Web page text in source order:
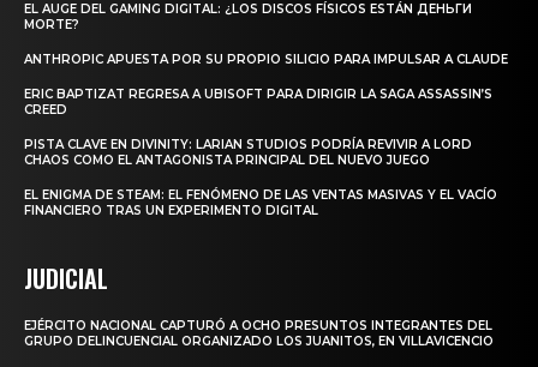
EL AUGE DEL GAMING DIGITAL: ¿LOS DISCOS FÍSICOS ESTÁN ДЕНЬГИ
MORTE?
ANTHROPIC APUESTA POR SU PROPIO SILICIO PARA IMPULSAR A CLAUDE
ERIC BAPTIZAT REGRESA A UBISOFT PARA DIRIGIR LA SAGA ASSASSIN’S
CREED
PISTA CLAVE EN DIVINITY: LARIAN STUDIOS PODRÍA REVIVIR A LORD
CHAOS COMO EL ANTAGONISTA PRINCIPAL DEL NUEVO JUEGO
EL ENIGMA DE STEAM: EL FENÓMENO DE LAS VENTAS MASIVAS Y EL VACÍO
FINANCIERO TRAS UN EXPERIMENTO DIGITAL
JUDICIAL
EJÉRCITO NACIONAL CAPTURÓ A OCHO PRESUNTOS INTEGRANTES DEL
GRUPO DELINCUENCIAL ORGANIZADO LOS JUANITOS, EN VILLAVICENCIO